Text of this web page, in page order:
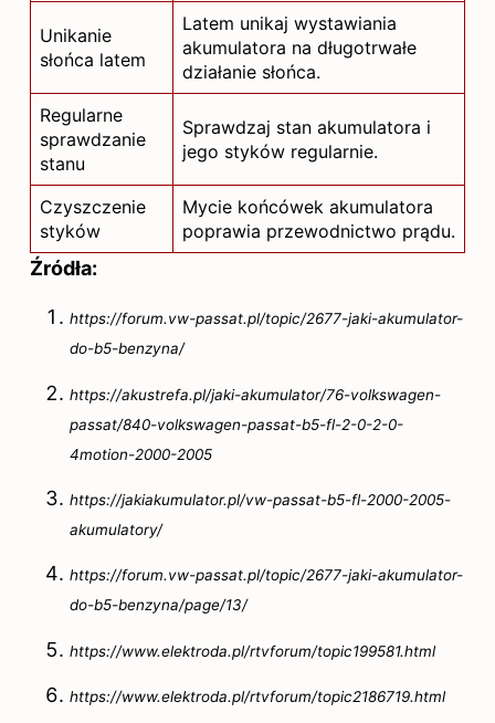
Unikanie
słońca latem
Latem unikaj wystawiania
akumulatora na długotrwałe
działanie słońca.
Regularne
sprawdzanie
stanu
Sprawdzaj stan akumulatora i
jego styków regularnie.
Czyszczenie
styków
Mycie końcówek akumulatora
poprawia przewodnictwo prądu.
Źródła:
https://forum.vw-passat.pl/topic/2677-jaki-akumulator-
do-b5-benzyna/
https://akustrefa.pl/jaki-akumulator/76-volkswagen-
passat/840-volkswagen-passat-b5-fl-2-0-2-0-
4motion-2000-2005
https://jakiakumulator.pl/vw-passat-b5-fl-2000-2005-
akumulatory/
https://forum.vw-passat.pl/topic/2677-jaki-akumulator-
do-b5-benzyna/page/13/
https://www.elektroda.pl/rtvforum/topic199581.html
https://www.elektroda.pl/rtvforum/topic2186719.html